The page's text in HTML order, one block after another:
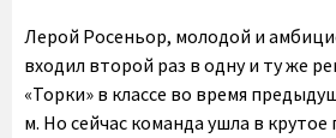
Лерой Росеньор, молодой и
входил второй раз в одну и ту же
«Торки» в классе во время
м. Но сейчас команда ушла в крутое